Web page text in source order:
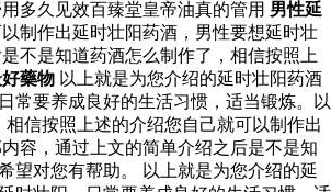
多久见效百臻堂皇帝油真的管用 男性延
制作出延时壮阳药酒，男性要想延时壮
不是知道药酒怎么制作了，相信按照上
藥物 以上就是为您介绍的延时壮阳药酒
常要养成良好的生活习惯，适当锻炼。以
信按照上述的介绍您自己就可以制作出
容，通过上文的简单介绍之后是不是知
望对您有帮助。 以上就是为您介绍的延